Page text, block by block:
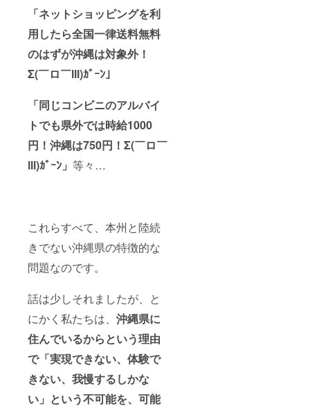
「ネットショッピングを利
用したら全国一律送料無料
のはずが沖縄は対象外！
Σ(￣ロ￣lll)ｶﾞｰﾝ」
「同じコンビニのアルバイ
トでも県外では時給1000
円！沖縄は750円！Σ(￣ロ￣
lll)ｶﾞｰﾝ」 等々…
これらすべて、本州と陸続
きでない沖縄県の特徴的な
問題なのです。
話は少しそれましたが、と
にかく私たちは、 沖縄県に
住んでいるからという理由
で「実現できない、体験で
きない、我慢するしかな
い」という不可能を、可能